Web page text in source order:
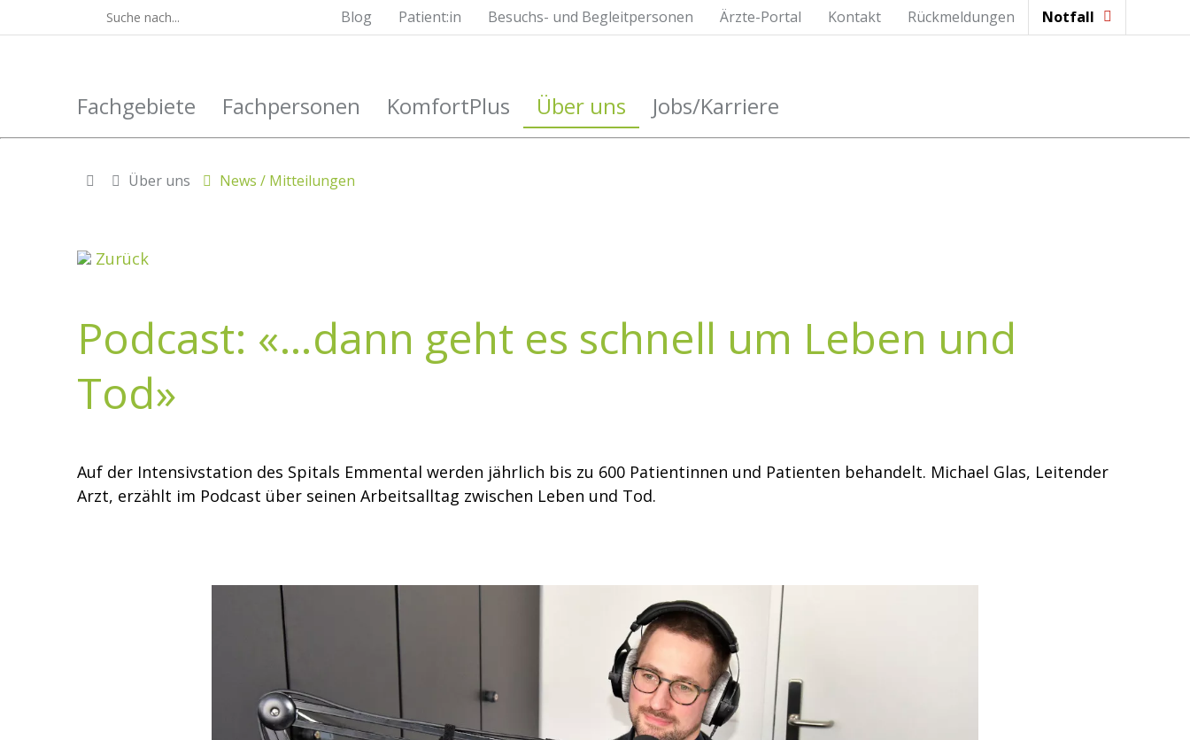
Notfall
Rückmeldungen
Kontakt
Ärzte-Portal
Besuchs- und Begleitpersonen
Patient:in
Blog
Fachgebiete Fachpersonen KomfortPlus Über uns Jobs/Karriere
Über uns News / Mitteilungen
Zurück
Podcast: «…dann geht es schnell um Leben und
Tod»
Auf der Intensivstation des Spitals Emmental werden jährlich bis zu 600 Patientinnen und Patienten behandelt. Michael Glas, Leitender
Arzt, erzählt im Podcast über seinen Arbeitsalltag zwischen Leben und Tod.